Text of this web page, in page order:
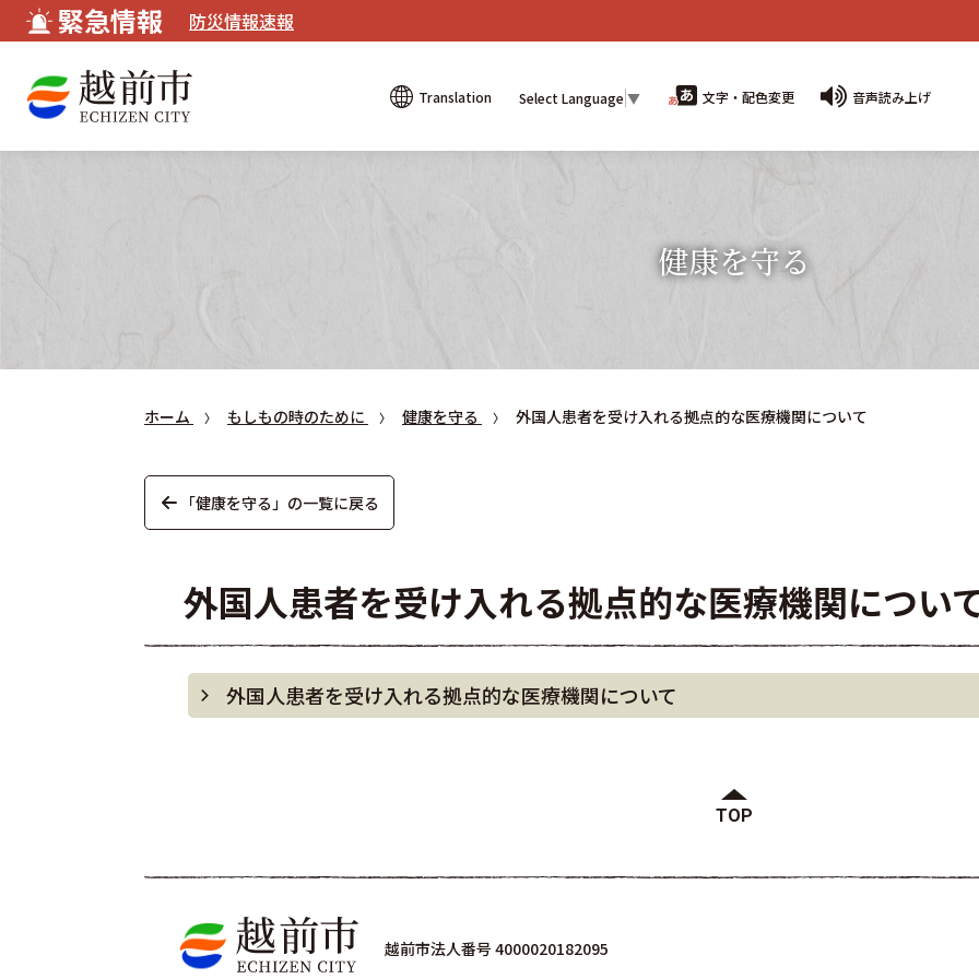
緊急情報 防災情報速報
Translation Select Language▼ 文字・配色変更 音声読み上げ
健康を守る
ホーム もしもの時のために 健康を守る 外国人患者を受け入れる拠点的な医療機関について
「健康を守る」の一覧に戻る
外国人患者を受け入れる拠点的な医療機関につい
外国人患者を受け入れる拠点的な医療機関について
TOP
越前市法人番号 4000020182095